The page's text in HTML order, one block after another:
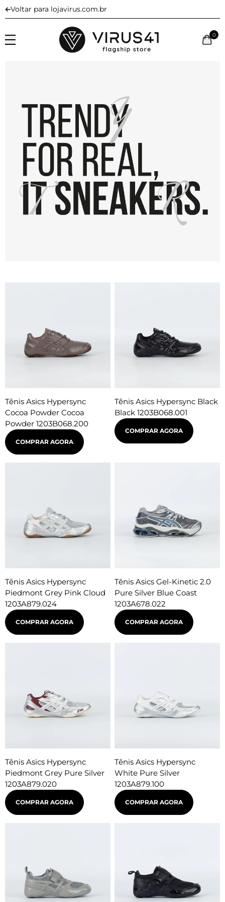
Voltar para lojavirus.com.br
0
Tênis Asics Hypersync
Cocoa Powder Cocoa
Powder 1203B068.200
COMPRAR AGORA
Tênis Asics Hypersync Black
Black 1203B068.001
COMPRAR AGORA
Tênis Asics Hypersync
Piedmont Grey Pink Cloud
1203A879.024
COMPRAR AGORA
Tênis Asics Gel-Kinetic 2.0
Pure Silver Blue Coast
1203A678.022
COMPRAR AGORA
Tênis Asics Hypersync
Piedmont Grey Pure Silver
1203A879.020
COMPRAR AGORA
Tênis Asics Hypersync
White Pure Silver
1203A879.100
COMPRAR AGORA